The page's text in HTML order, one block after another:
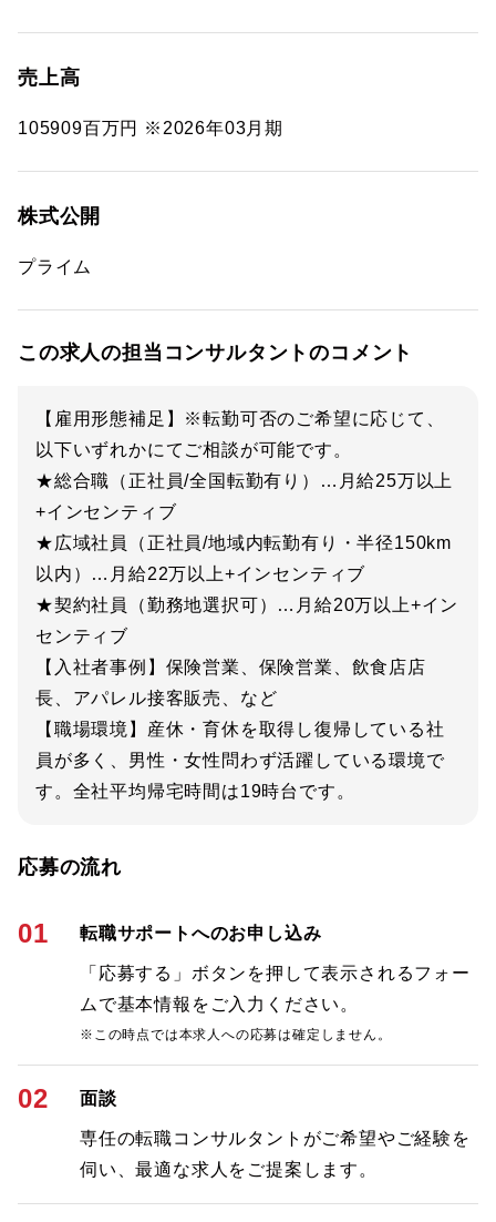
売上高
105909百万円 ※2026年03月期
株式公開
プライム
この求人の担当コンサルタントのコメント
【雇用形態補足】※転勤可否のご希望に応じて、
以下いずれかにてご相談が可能です。
★総合職（正社員/全国転勤有り）…月給25万以上
+インセンティブ
★広域社員（正社員/地域内転勤有り・半径150km
以内）…月給22万以上+インセンティブ
★契約社員（勤務地選択可）…月給20万以上+イン
センティブ
【入社者事例】保険営業、保険営業、飲食店店
長、アパレル接客販売、など
【職場環境】産休・育休を取得し復帰している社
員が多く、男性・女性問わず活躍している環境で
す。全社平均帰宅時間は19時台です。
応募の流れ
01 転職サポートへのお申し込み
「応募する」ボタンを押して表示されるフォー
ムで基本情報をご入力ください。
※この時点では本求人への応募は確定しません。
02 面談
専任の転職コンサルタントがご希望やご経験を
伺い、最適な求人をご提案します。